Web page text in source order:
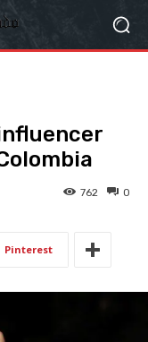
0
762
Pinterest